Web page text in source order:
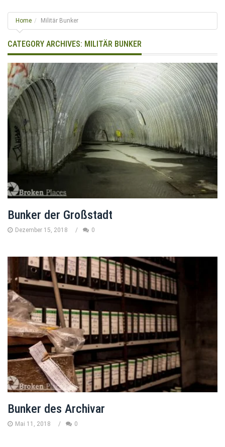
l
e
n
a
v
i
g
a
t
i
o
n
Home Militär Bunker
CATEGORY ARCHIVES: MILITÄR BUNKER
Bunker der Großstadt
Dezember 15, 2018 0
Bunker des Archivar
Mai 11, 2018 0